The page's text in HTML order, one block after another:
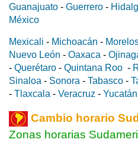
Guanajuato - Guerrero -
México
Mexicali - Michoacán -
Nuevo León - Oaxaca -
- Querétaro - Quintana Roo -
Sinaloa - Sonora - Tabasco -
- Tlaxcala - Veracruz - Yucatán
Cambio horario
Zonas horarias